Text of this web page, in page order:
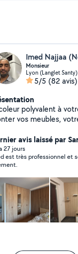
Monsieur
Lyon (Langlet Santy)
5/5 (82 avis)
polyvalent à
vos meubles,
marques (IKEA,
et installation de cuisines
et petits
et expérimenté,
et
ou pour planifier
avis laissé par
27 jours
est très professionnel et